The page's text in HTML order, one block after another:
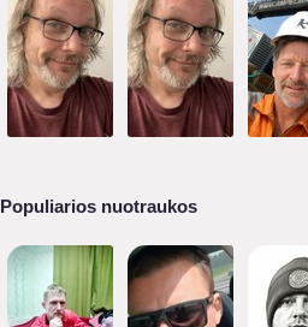
Populiarios nuotraukos